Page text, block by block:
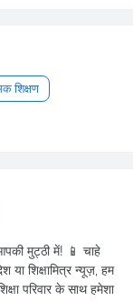
शिक्षण
मुट्ठी में! 📱 चाहे
या शिक्षामित्र न्यूज़, हम
परिवार के साथ हमेशा